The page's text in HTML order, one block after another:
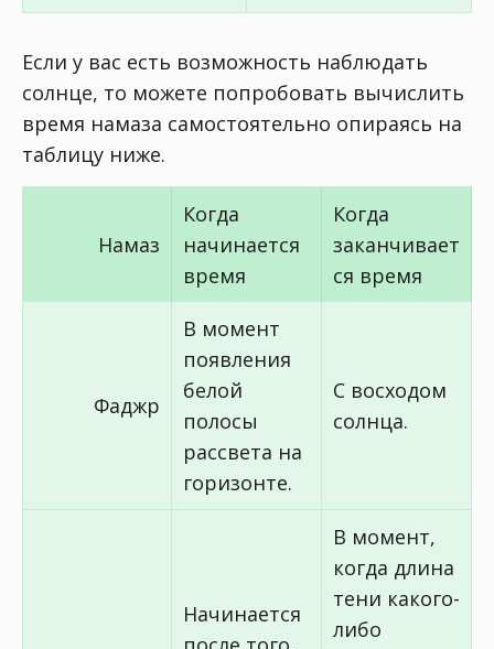
Если у вас есть возможность наблюдать
солнце, то можете попробовать вычислить
время намаза самостоятельно опираясь на
таблицу ниже.
Намаз
Когда
начинается
время
Когда
заканчивает
ся время
Фаджр
В момент
появления
белой
полосы
рассвета на
горизонте.
С восходом
солнца.
Начинается
В момент,
когда длина
тени какого-
либо